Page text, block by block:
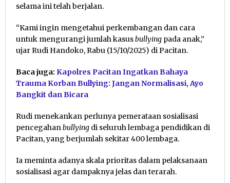
selama ini telah berjalan.
“Kami ingin mengetahui perkembangan dan cara
untuk mengurangi jumlah kasusbullying pada anak,”
ujar Rudi Handoko, Rabu (15/10/2025) di Pacitan.
Baca juga: Kapolres Pacitan Ingatkan Bahaya
Trauma Korban Bullying: Jangan Normalisasi, Ayo
Bangkit dan Bicara
Rudi menekankan perlunya pemerataan sosialisasi
pencegahan bullying di seluruh lembaga pendidikan di
Pacitan, yang berjumlah sekitar 400 lembaga.
Ia meminta adanya skala prioritas dalam pelaksanaan
sosialisasi agar dampaknya jelas dan terarah.